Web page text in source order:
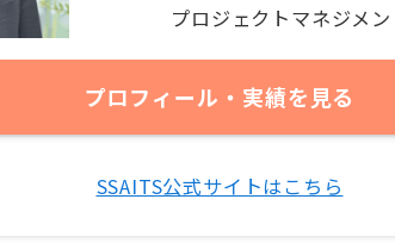
プロジェクトマネジメン
プロフィール・実績を見る
SSAITS公式サイトはこちら